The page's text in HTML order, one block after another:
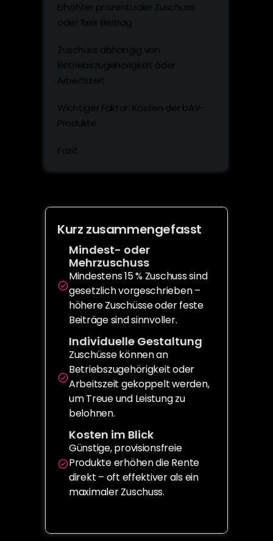
Kurz zusammengefasst
Mindest- oder
Mehrzuschuss
Mindestens 15 % Zuschuss sind
gesetzlich vorgeschrieben –
höhere Zuschüsse oder feste
Beiträge sind sinnvoller.
Individuelle Gestaltung
Zuschüsse können an
Betriebszugehörigkeit oder
Arbeitszeit gekoppelt werden,
um Treue und Leistung zu
belohnen.
Kosten im Blick
Günstige, provisionsfreie
Produkte erhöhen die Rente
direkt – oft effektiver als ein
maximaler Zuschuss.
Erhöhter prozentualer Zuschuss
oder fixer Beitrag
Zuschuss abhängig von
Betriebszugehörigkeit oder
Arbeitszeit
Wichtiger Faktor: Kosten der bAV-
Produkte
Fazit